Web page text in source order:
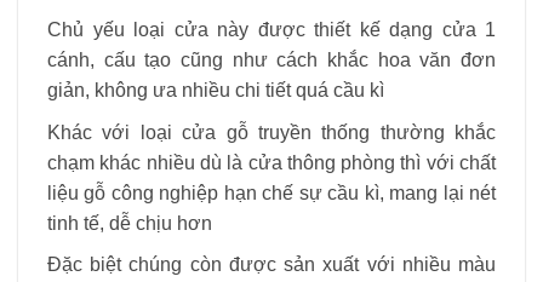
Chủ yếu loại cửa này được thiết kế dạng cửa 1
cánh, cấu tạo cũng như cách khắc hoa văn đơn
giản, không ưa nhiều chi tiết quá cầu kì
Khác với loại cửa gỗ truyền thống thường khắc
chạm khác nhiều dù là cửa thông phòng thì với chất
liệu gỗ công nghiệp hạn chế sự cầu kì, mang lại nét
tinh tế, dễ chịu hơn
Đặc biệt chúng còn được sản xuất với nhiều màu